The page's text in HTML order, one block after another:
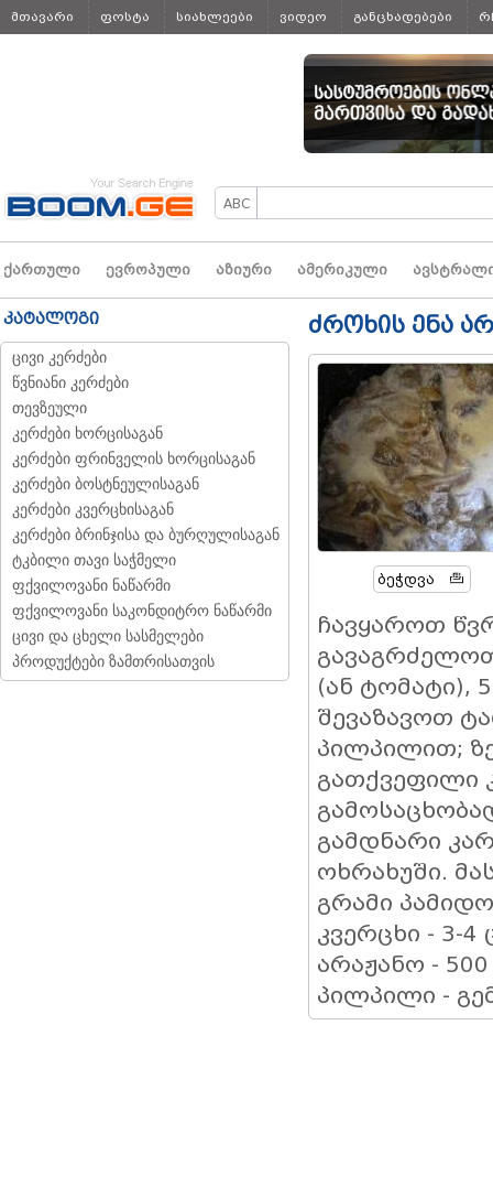
მთავარი ფოსტა სიახლეები ვიდეო განცხადებები
ქართული ევროპული აზიური ამერიკული
კატალოგი
ცივი კერძები
წვნიანი კერძები
თევზეული
კერძები ხორცისაგან
კერძები ფრინველის ხორცისაგან
კერძები ბოსტნეულისაგან
კერძები კვერცხისაგან
კერძები ბრინჯისა და ბურღულისაგან
ტკბილი თავი საჭმელი
ფქვილოვანი ნაწარმი
ფქვილოვანი საკონდიტრო ნაწარმი
ცივი და ცხელი სასმელები
პროდუქტები ზამთრისათვის
ძროხის ენა
Ბეჭდვა
ჩავყაროთ
(ან ტომატი),
შევაზავოთ
პილპილით;
გათქვეფილი
გამდნარი
ოხრახუში.
გრამი
კვერცხი - 3-4
არაჟანო -
პილპილი -